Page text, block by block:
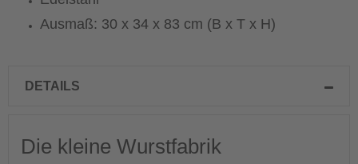
Ausmaß: 30 x 34 x 83 cm (B x T x H)
DETAILS
Die kleine Wurstfabrik